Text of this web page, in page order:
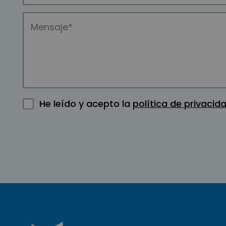
He leído y acepto la política de